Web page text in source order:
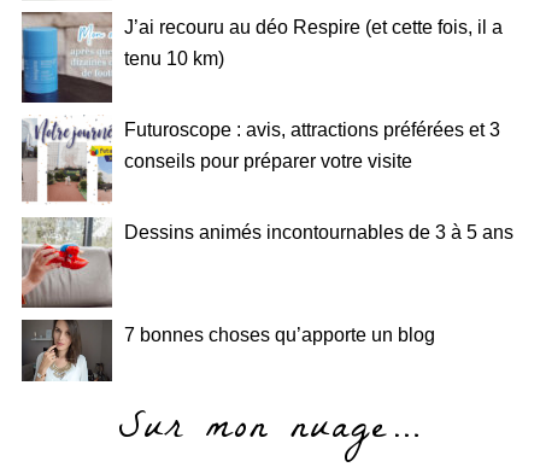
J’ai recouru au déo Respire (et cette fois, il a
tenu 10 km)
Futuroscope : avis, attractions préférées et 3
conseils pour préparer votre visite
Dessins animés incontournables de 3 à 5 ans
7 bonnes choses qu’apporte un blog
Sur mon nuage…